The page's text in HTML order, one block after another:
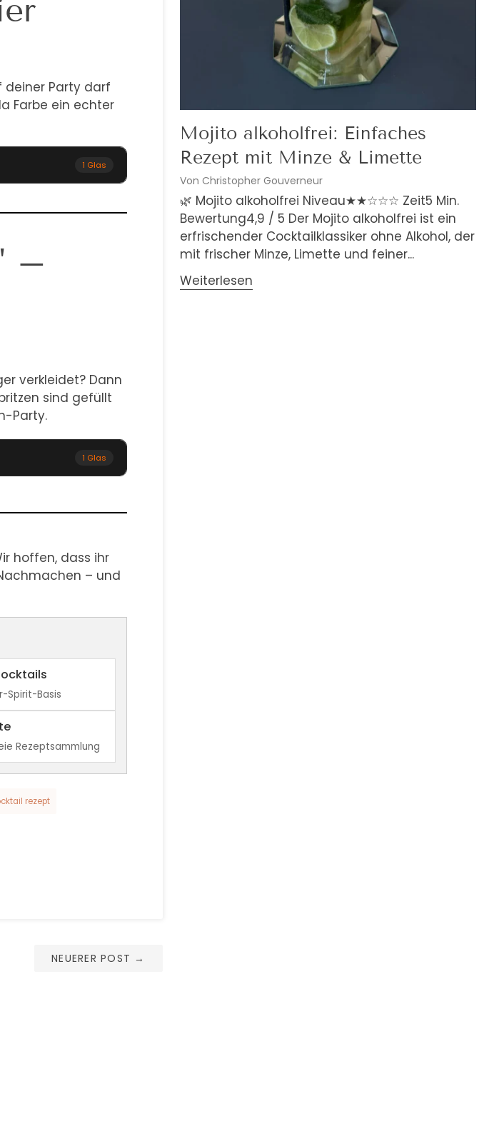
deiner Party darf
Farbe ein echter
1 Glas
–
verkleidet? Dann
sind gefüllt
Party.
1 Glas
hoffen, dass ihr
– und
Spirit-Basis
Rezeptsammlung
rezept
NEUERER POST →
Mojito alkoholfrei: Einfaches
Rezept mit Minze & Limette
Von Christopher Gouverneur
🌿 Mojito alkoholfrei Niveau★★☆☆☆ Zeit5 Min.
Bewertung4,9 / 5 Der Mojito alkoholfrei ist ein
erfrischender Cocktailklassiker ohne Alkohol, der
mit frischer Minze, Limette und feiner...
Weiterlesen